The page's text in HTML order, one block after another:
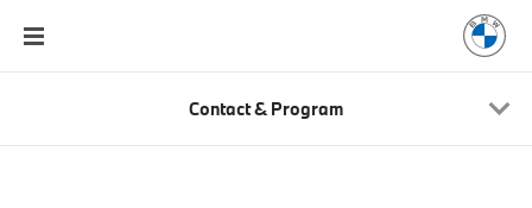
Contact & Program